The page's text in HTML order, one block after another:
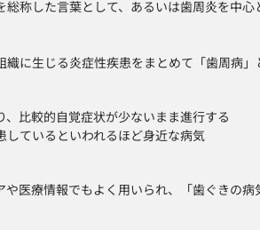
総称した言葉として、あるいは歯周炎を中
に生じる炎症性疾患をまとめて「歯周病」
、比較的自覚症状が少ないまま進行する
しているといわれるほど身近な病気
医療情報でもよく用いられ、「歯ぐきの